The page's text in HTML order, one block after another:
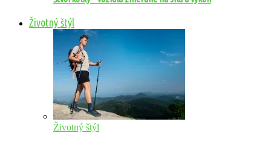
Životný štýl
Životný štýl